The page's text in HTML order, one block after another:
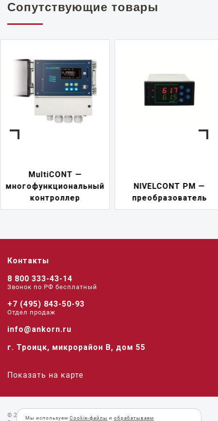
Сопутствующие товары
NIVELCONT PM —
преобразователь
переключатель
Контакты
8 800 333-43-14
Звонок по РФ беcплатный
+7 (495) 843-50-93
Отдел продаж
info@ankorn.ru
г. Троицк, микрорайон В, дом 55
Показать на карте
© 2026 «Анкорн».
Мы используем Cookie-файлы и обрабатываем